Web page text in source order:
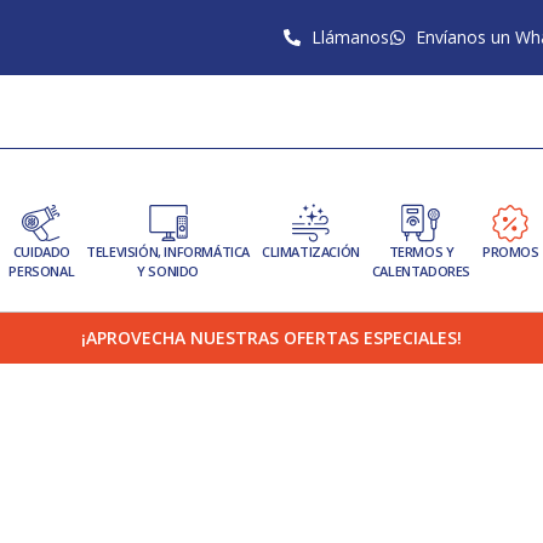
Llámanos Envíanos un
CUIDADO
PERSONAL
TELEVISIÓN, INFORMÁTICA
Y SONIDO
CLIMATIZACIÓN
TERMOS Y
CALENTADORES
PROMOS
¡APROVECHA NUESTRAS OFERTAS ESPECIALES!